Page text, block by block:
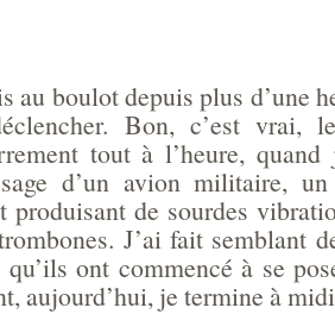
au boulot depuis plus d’une
Bon, c’est vrai,
tout à l’heure,
d’un avion militaire,
produisant de sourdes
J’ai fait semblant
ont commencé à se
aujourd’hui, je termine à